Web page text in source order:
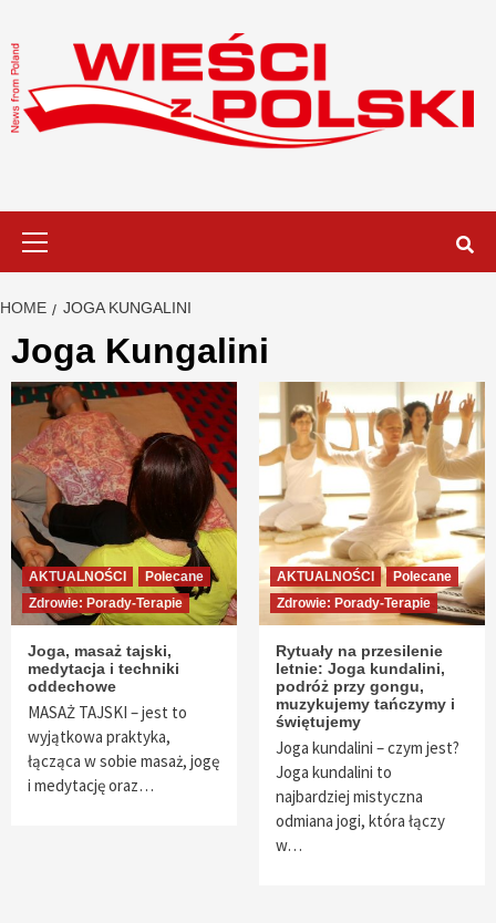
to
content
HOME JOGA KUNGALINI
Joga Kungalini
AKTUALNOŚCI
Polecane
Zdrowie: Porady-Terapie
Joga, masaż tajski,
medytacja i techniki
oddechowe
MASAŻ TAJSKI – jest to
wyjątkowa praktyka,
łącząca w sobie masaż, jogę
i medytację oraz…
AKTUALNOŚCI
Polecane
Zdrowie: Porady-Terapie
Rytuały na przesilenie
letnie: Joga kundalini,
podróż przy gongu,
muzykujemy tańczymy i
świętujemy
Joga kundalini – czym jest?
Joga kundalini to
najbardziej mistyczna
odmiana jogi, która łączy
w…